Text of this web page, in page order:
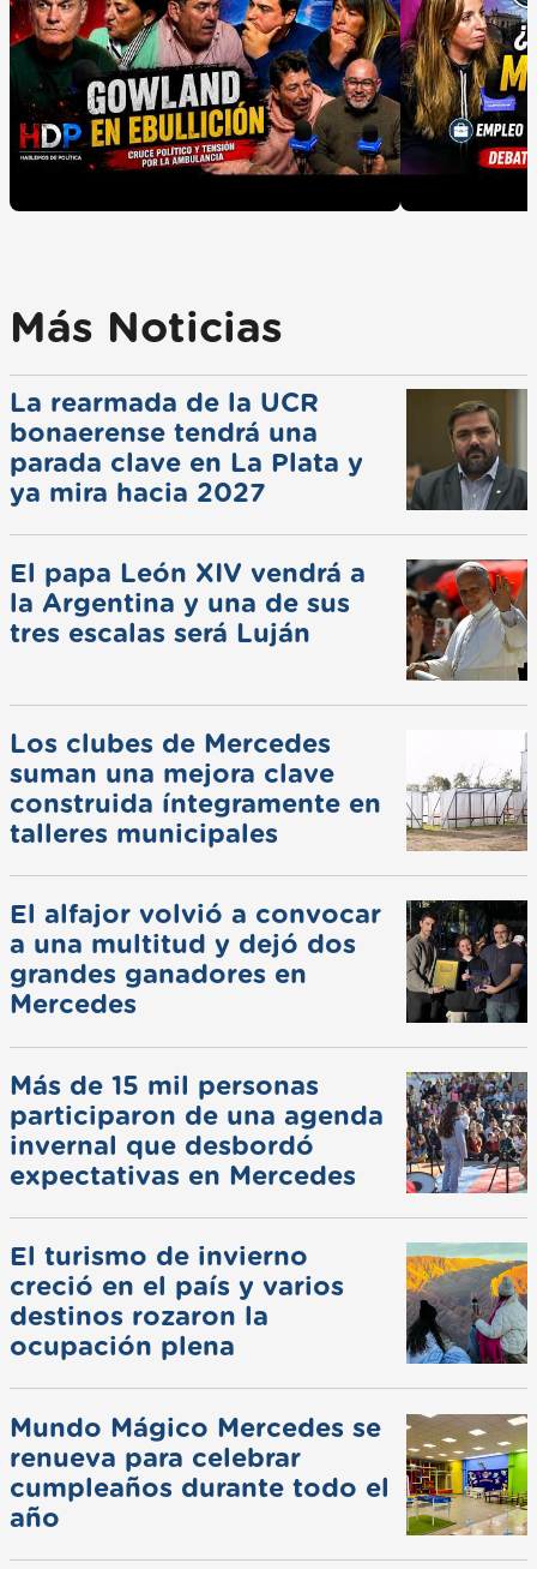
Más Noticias
La rearmada de la UCR
bonaerense tendrá una
parada clave en La Plata y
ya mira hacia 2027
El papa León XIV vendrá a
la Argentina y una de sus
tres escalas será Luján
Los clubes de Mercedes
suman una mejora clave
construida íntegramente en
talleres municipales
El alfajor volvió a convocar
a una multitud y dejó dos
grandes ganadores en
Mercedes
Más de 15 mil personas
participaron de una agenda
invernal que desbordó
expectativas en Mercedes
El turismo de invierno
creció en el país y varios
destinos rozaron la
ocupación plena
Mundo Mágico Mercedes se
renueva para celebrar
cumpleaños durante todo el
año